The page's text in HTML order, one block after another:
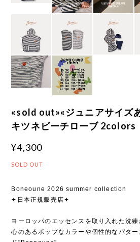
«sold out»«ジュニアサイズ
キツネビーチローブ 2colors
¥4,300
SOLD OUT
Boneoune 2026 summer collection
✦日本正規販売店✦
ヨーロッパのエッセンスを取り入れた洗
心のあるポップなカラーや個性的なパタ